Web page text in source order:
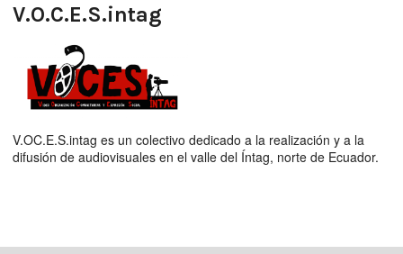
V.O.C.E.S.intag
V.OC.E.S.intag es un colectivo dedicado a la realización y a la
difusión de audiovisuales en el valle del Íntag, norte de Ecuador.